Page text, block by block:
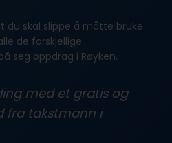
du skal slippe å måtte bruke
de forskjellige
seg oppdrag i Røyken.
med et gratis og
fra takstmann i